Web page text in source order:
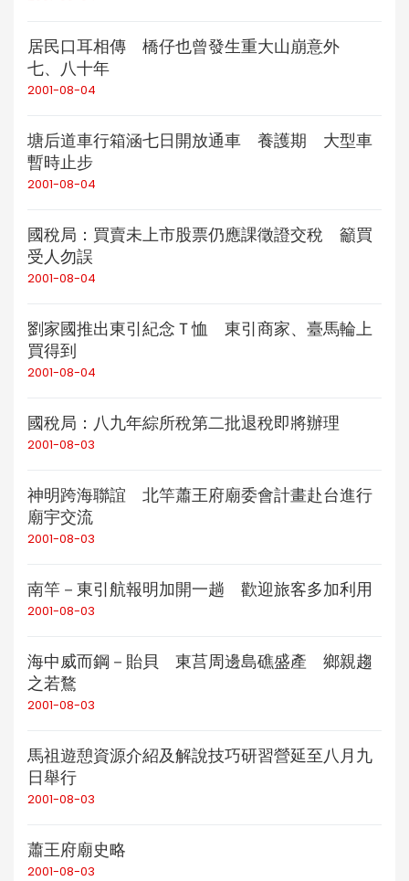
居民口耳相傳 橋仔也曾發生重大山崩意外
七、八十年
2001-08-04
塘后道車行箱涵七日開放通車 養護期 大型車
暫時止步
2001-08-04
國稅局：買賣未上市股票仍應課徵證交稅 籲買
受人勿誤
2001-08-04
劉家國推出東引紀念Ｔ恤 東引商家、臺馬輪上
買得到
2001-08-04
國稅局：八九年綜所稅第二批退稅即將辦理
2001-08-03
神明跨海聯誼 北竿蕭王府廟委會計畫赴台進行
廟宇交流
2001-08-03
南竿－東引航報明加開一趟 歡迎旅客多加利用
2001-08-03
海中威而鋼－貽貝 東莒周邊島礁盛產 鄉親趨
之若鶩
2001-08-03
馬祖遊憩資源介紹及解說技巧研習營延至八月九
日舉行
2001-08-03
蕭王府廟史略
2001-08-03